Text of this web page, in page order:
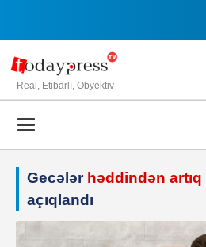
Real, Etibarlı, Obyektiv
Gecələr həddindən
açıqlandı